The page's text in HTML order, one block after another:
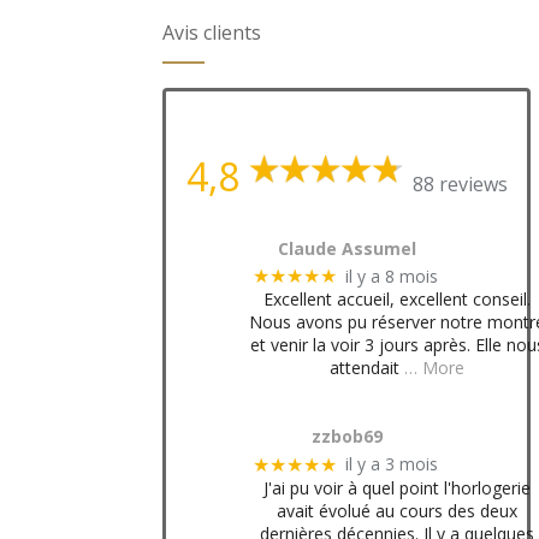
Avis clients
4,8 88 reviews
Claude Assumel
★★★★★ il y a 8 mois
Excellent accueil, excellent conseil.
Nous avons pu réserver notre
et venir la voir 3 jours après. Elle
attendait … More
zzbob69
★★★★★ il y a 3 mois
J'ai pu voir à quel point l'horlogerie
avait évolué au cours des deux
dernières décennies. Il y a quelques